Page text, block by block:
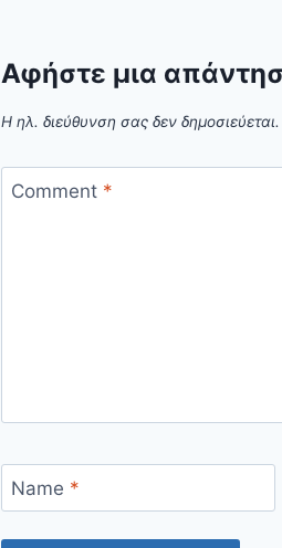
Αφήστε μια
Η ηλ. διεύθυνση σας δεν δημοσιεύεται.
Comment *
Name *